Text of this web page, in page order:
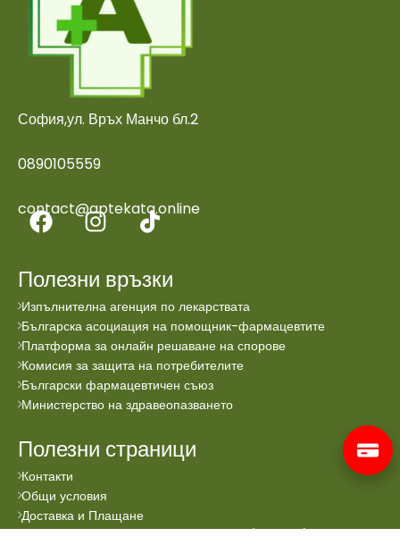
София,ул. Връх Манчо бл.2
0890105559
contact@aptekata.online
Полезни връзки
Изпълнителна агенция по лекарствата
Българска асоциация на помощник-фармацевтите
Платформа за онлайн решаване на спорове
Комисия за защита на потребителите
Български фармацевтичен съюз
Министерство на здравеопазването
Полезни страници
Контакти
Общи условия
Доставка и Плащане
Политика за използваните „бисквитки“ (cookies)